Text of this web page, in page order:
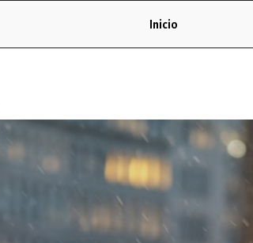
Inicio